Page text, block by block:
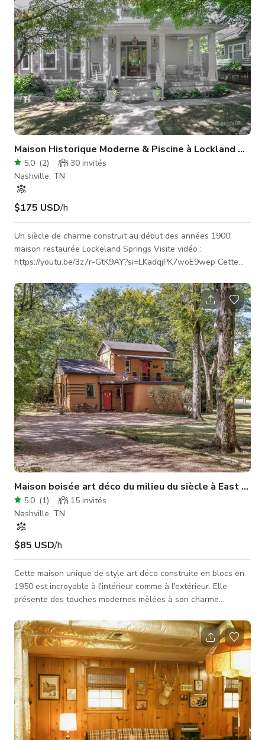
pour r
Maison Historique Moderne & Piscine à Lockland
5.0 (2) 30 invités
Nashville, TN
$175 USD/h
Un siècle de charme construit au début des années 1900,
maison restaurée Lockeland Springs Visite vidéo :
https://youtu.be/3z7r-GtK9AY?si=LKadqjPK7woE9wep Cette
et mises à jour modernes. Dotée de quatre cheminées
rénovées, de portes coulissantes de 9 pieds et de planchers
en chêne blanc massif dans toute la maison, elle combine une
élégance intemporelle avec une cuisine moderne
époustouflante et des chambres avec salle
Maison boisée art déco du milieu du siècle à East
5.0 (1) 15 invités
Nashville, TN
$85 USD/h
Cette maison unique de style art déco construite en blocs en
1950 est incroyable à l'intérieur comme à l'extérieur. Elle
présente des touches modernes mêlées à son charme
incroyable, beaucoup de meubles du milieu du siècle et une
décoration unique, des images rock n roll et une ambiance
globalement masculine mais colorée. La plupart de la maison
a des plafonds de 8 pieds, cependant, il y a des plafonds
voûtés dans la